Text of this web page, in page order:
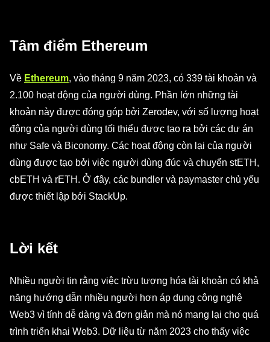
Tâm điểm Ethereum
Về Ethereum, vào tháng 9 năm 2023, có 339 tài khoản và
2.100 hoạt động của người dùng. Phần lớn những tài
khoản này được đóng góp bởi Zerodev, với số lượng hoạt
động của người dùng tối thiểu được tạo ra bởi các dự án
như Safe và Biconomy. Các hoạt động còn lại của người
dùng được tạo bởi việc người dùng đúc và chuyển stETH,
cbETH và rETH. Ở đây, các bundler và paymaster chủ yếu
được thiết lập bởi StackUp.
Lời kết
Nhiều người tin rằng việc trừu tượng hóa tài khoản có khả
năng hướng dẫn nhiều người hơn áp dụng công nghệ
Web3 vì tính dễ dàng và đơn giản mà nó mang lại cho quá
trình triển khai Web3. Dữ liệu từ năm 2023 cho thấy việc